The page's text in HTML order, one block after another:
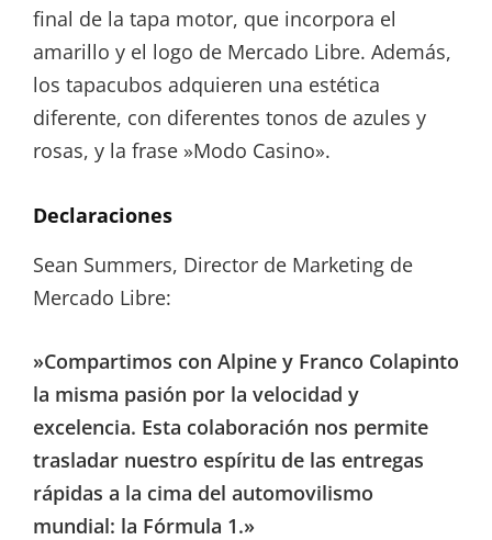
final de la tapa motor, que incorpora el
amarillo y el logo de Mercado Libre. Además,
los tapacubos adquieren una estética
diferente, con diferentes tonos de azules y
rosas, y la frase »Modo Casino».
Declaraciones
Sean Summers, Director de Marketing de
Mercado Libre:
»Compartimos con Alpine y Franco Colapinto
la misma pasión por la velocidad y
excelencia. Esta colaboración nos permite
trasladar nuestro espíritu de las entregas
rápidas a la cima del automovilismo
mundial: la Fórmula 1.»